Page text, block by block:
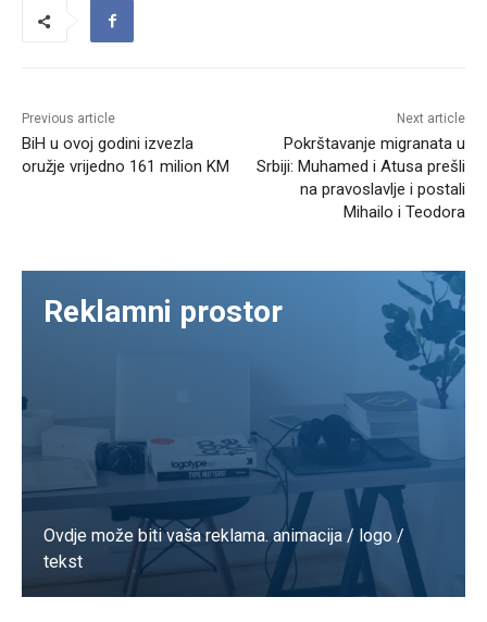
Previous article
BiH u ovoj godini izvezla
oružje vrijedno 161 milion KM
Next article
Pokrštavanje migranata u
Srbiji: Muhamed i Atusa prešli
na pravoslavlje i postali
Mihailo i Teodora
Reklamni prostor
Ovdje može biti vaša reklama. animacija / logo /
tekst